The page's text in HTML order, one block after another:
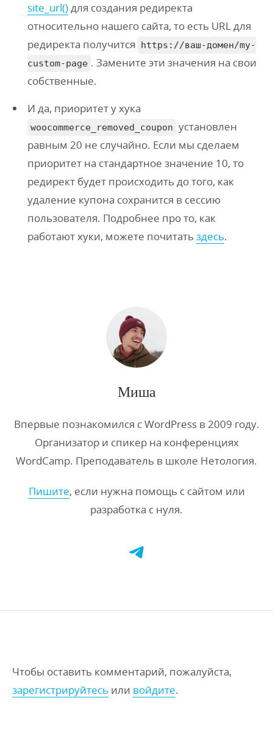
site_url()для создания редиректа
относительно нашего сайта, то есть URL для
редиректа получится
https://ваш-домен/my-
custom-page . Замените эти значения на свои
собственные.
И да, приоритет у хука
woocommerce_removed_coupon установлен
равным 20 не случайно. Если мы сделаем
приоритет на стандартное значение 10, то
редирект будет происходить до того, как
удаление купона сохранится в сессию
пользователя. Подробнее про то, как
работают хуки, можете почитать здесь.
Миша
Впервые познакомился с WordPress в 2009 году.
Организатор и спикер на конференциях
WordCamp. Преподаватель в школе Нетология.
Пишите, если нужна помощь с сайтом или
разработка с нуля.
Чтобы оставить комментарий, пожалуйста,
зарегистрируйтесь или войдите.